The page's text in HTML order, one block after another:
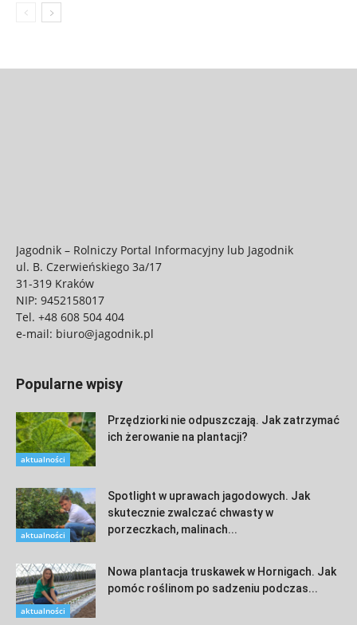
Jagodnik – Rolniczy Portal Informacyjny lub Jagodnik
ul. B. Czerwieńskiego 3a/17
31-319 Kraków
NIP: 9452158017
Tel. +48 608 504 404
e-mail: biuro@jagodnik.pl
Popularne wpisy
aktualności
Przędziorki nie odpuszczają. Jak zatrzymać
ich żerowanie na plantacji?
aktualności
Spotlight w uprawach jagodowych. Jak
skutecznie zwalczać chwasty w
porzeczkach, malinach...
aktualności
Nowa plantacja truskawek w Hornigach. Jak
pomóc roślinom po sadzeniu podczas...